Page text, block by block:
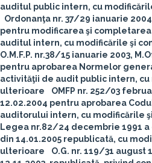
auditul public intern, cu
Ordonanţa nr. 37/29 ianuarie
pentru modificarea şi
auditul intern, cu modificările şi
O.M.F.P. nr.38/15 ianuarie 2003,
pentru aprobarea Normelor
activităţii de audit public intern,
ulterioare
OMFP nr. 252/03
12.02.2004 pentru aprobarea
auditorului intern, cu modificările
Legea nr.82/24 decembrie 1991 a
din 14.01.2005 republicată, cu
ulterioare
O.G. nr. 119/31 august